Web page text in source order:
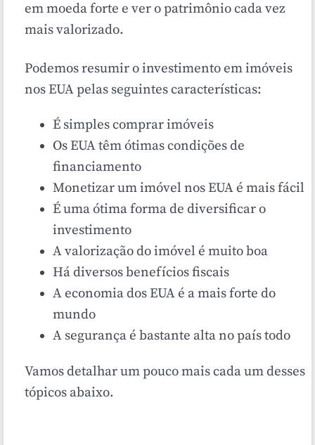
em moeda forte e ver o patrimônio cada vez
mais valorizado.
Podemos resumir o investimento em imóveis
nos EUA pelas seguintes características:
É simples comprar imóveis
Os EUA têm ótimas condições de
financiamento
Monetizar um imóvel nos EUA é mais fácil
É uma ótima forma de diversificar o
investimento
A valorização do imóvel é muito boa
Há diversos benefícios fiscais
A economia dos EUA é a mais forte do
mundo
A segurança é bastante alta no país todo
Vamos detalhar um pouco mais cada um desses
tópicos abaixo.